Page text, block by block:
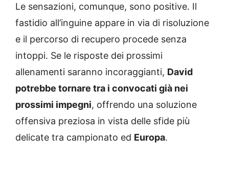
Le sensazioni, comunque, sono positive. Il
fastidio all’inguine appare in via di risoluzione
e il percorso di recupero procede senza
intoppi. Se le risposte dei prossimi
allenamenti saranno incoraggianti, David
potrebbe tornare tra i convocati già nei
prossimi impegni, offrendo una soluzione
offensiva preziosa in vista delle sfide più
delicate tra campionato ed Europa.